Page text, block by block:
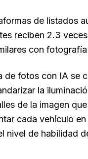
de listados
reciben 2.3
con
de fotos con IA se
la
de la imagen
cada vehículo
nivel de habilidad